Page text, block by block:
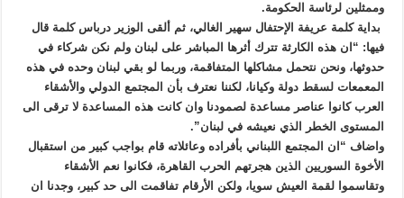
وممثلين لرئاسة الحكومة.
بداية كلمة عريفة الإحتفال سهير الغالي، ثم ألقى الوزير درباس كلمة قال
فيها: “ان هذه الكارثة تترك أثرها المباشر على لبنان ولم نكن شركاء في
حدوثها، ونحن نتحمل مشاكلها المتفاقمة، وربما لو بقي لبنان وحده في هذه
المعمعات لسقط دولة وكيانا، لكننا نعترف بأن المجتمع الدولي والأشقاء
العرب كانوا عناصر مساعدة لصمودنا وان كانت هذه المساعدة لا ترقى الى
المستوى الخطر الذي نعيشه في لبنان”.
واضاف “ان المجتمع اللبناني بأفراده وعائلاته قام بواجب كبير من استقبال
الأخوة السوريين الذين هجرتهم الحرب القاهرة، فكانوا نعم الأشقاء
وتقاسموا لقمة العيش سويا، ولكن الأرقام تفاقمت الى حد كبير، وجدنا ان